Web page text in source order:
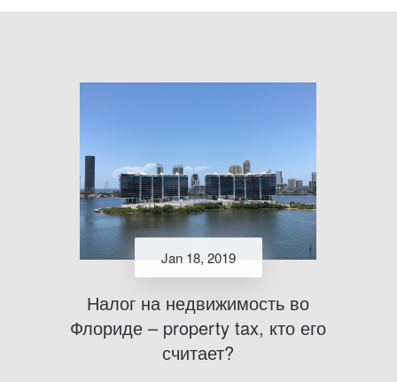
Jan 18, 2019
Налог на недвижимость во
Флориде – property tax, кто его
считает?